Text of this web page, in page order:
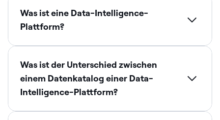
Was ist eine Data-Intelligence-
Plattform?
Was ist der Unterschied zwischen
einem Datenkatalog einer Data-
Intelligence-Plattform?